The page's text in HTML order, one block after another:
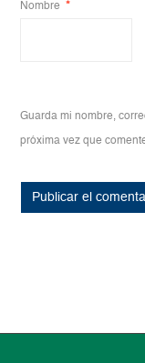
Nombre *
Guarda mi nombre,
próxima vez que